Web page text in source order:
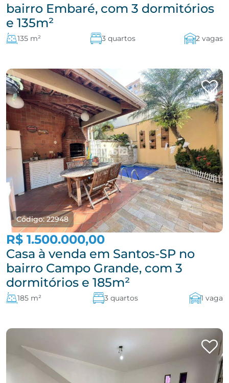
bairro Embaré, com 3 dormitórios
e 135m²
135 m² 3 quartos 2 vagas
Código: 22948
R$ 1.500.000,00
Casa à venda em Santos-SP no
bairro Campo Grande, com 3
dormitórios e 185m²
185 m² 3 quartos 1 vaga